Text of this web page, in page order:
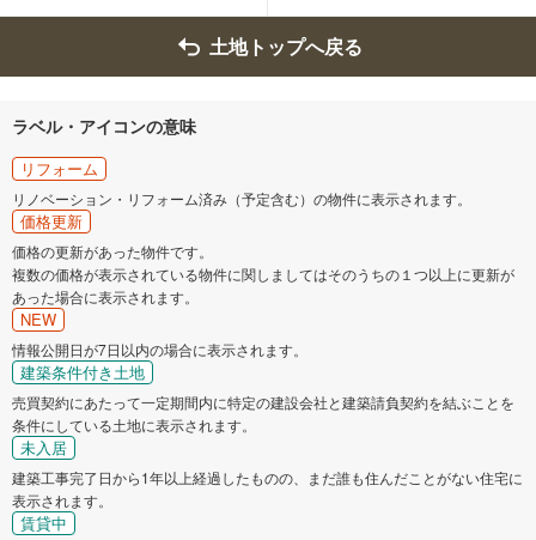
土地トップへ戻る
ラベル・アイコンの意味
リフォーム
リノベーション・リフォーム済み（予定含む）の物件に表示されます。
価格更新
価格の更新があった物件です。
複数の価格が表示されている物件に関しましてはそのうちの１つ以上に更新が
あった場合に表示されます。
NEW
情報公開日が7日以内の場合に表示されます。
建築条件付き土地
売買契約にあたって一定期間内に特定の建設会社と建築請負契約を結ぶことを
条件にしている土地に表示されます。
未入居
建築工事完了日から1年以上経過したものの、まだ誰も住んだことがない住宅に
表示されます。
賃貸中